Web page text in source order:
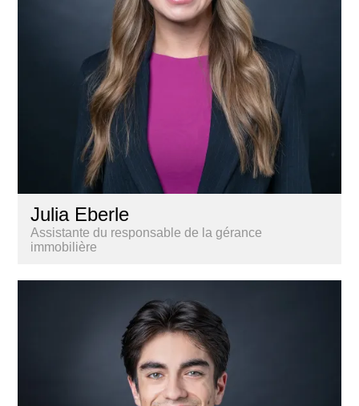
Julia Eberle
Assistante du responsable de la gérance
immobilière